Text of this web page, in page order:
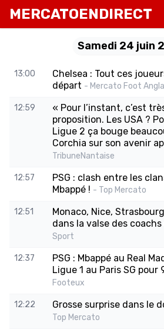
MERCATOENDIRECT
Samedi 24 juin
13:00
Chelsea : Tout ces
départ - Mercato Foot
12:59
« Pour l’instant, c’est
proposition. Les USA ?
Ligue 2 ça bouge
Corchia sur son avenir
TribuneNantaise
12:57
PSG : clash entre les
Mbappé ! - Top Mercato
12:51
Monaco, Nice,
dans la valse des coachs
Sport
12:37
PSG : Mbappé au Real
Ligue 1 au Paris SG pour
Footeux
12:22 Grosse surprise dans le
Top Mercato